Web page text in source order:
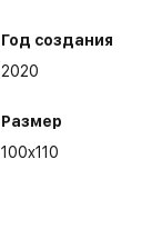
Год создания
2020
Размер
100x110